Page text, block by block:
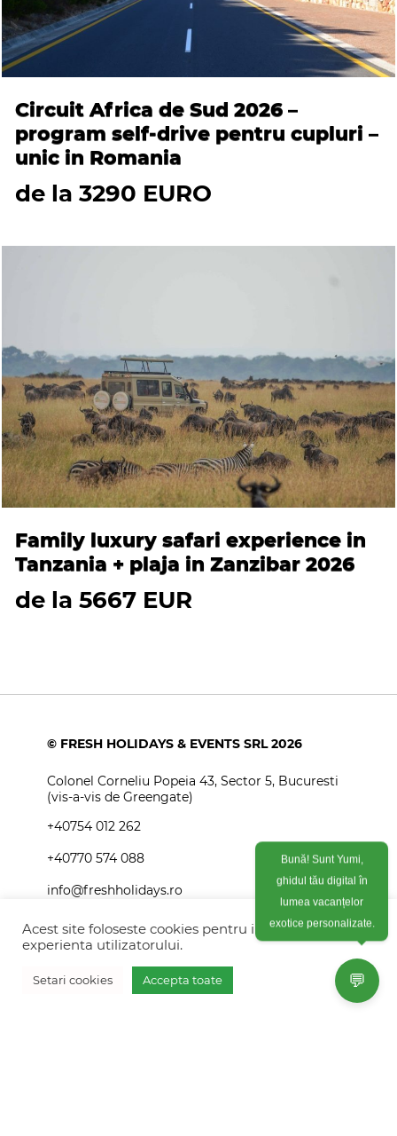
Circuit Africa de Sud 2026 –
program self-drive pentru cupluri –
unic in Romania
de la 3290 EURO
Family luxury safari experience in
Tanzania + plaja in Zanzibar 2026
de la 5667 EUR
Vreau oferta personalizata
© FRESH HOLIDAYS & EVENTS SRL 2026
Colonel Corneliu Popeia 43, Sector 5, Bucuresti
(vis-a-vis de Greengate)
+40754 012 262
+40770 574 088
info@freshholidays.ro
Povestile noastre
Contact Fresh Holidays
Acest site foloseste cookies pentru imbunatati
experienta utilizatorului.
Setari cookies Accepta toate 💬
Bună! Sunt Yumi,
ghidul tău digital în
lumea vacanțelor
exotice personalizate.